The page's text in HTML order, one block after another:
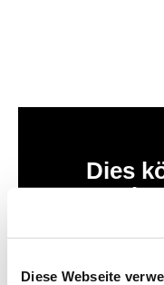
Diese Webseite
Dies